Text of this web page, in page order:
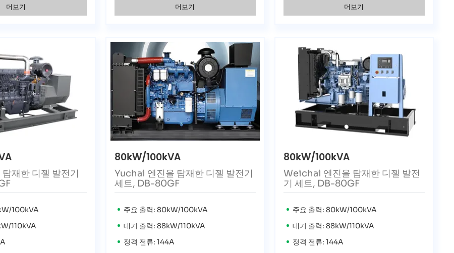
더보기 더보기 더보기
재한 디젤 발전기
100kVA
110kVA
80kW/100kVA
Yuchai 엔진을 탑재한 디젤 발전기
세트, DB-80GF
주요 출력: 80kW/100kVA
대기 출력: 88kW/110kVA
정격 전류: 144A
80kW/100kVA
Weichai 엔진을 탑재한 디젤 발전
기 세트, DB-80GF
주요 출력: 80kW/100kVA
대기 출력: 88kW/110kVA
정격 전류: 144A